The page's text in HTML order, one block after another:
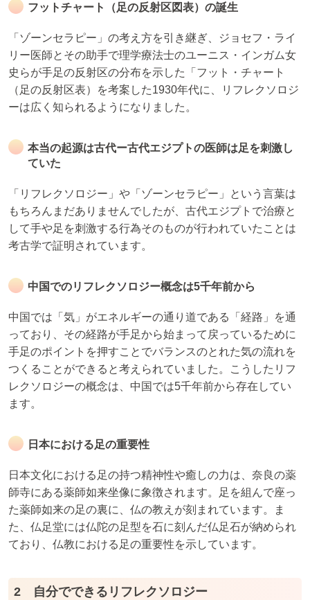
フットチャート（足の反射区図表）の誕生
「ゾーンセラピー」の考え方を引き継ぎ、ジョセフ・ライ
リー医師とその助手で理学療法士のユーニス・インガム女
史らが手足の反射区の分布を示した「フット・チャート
（足の反射区表）を考案した1930年代に、リフレクソロジ
ーは広く知られるようになりました。
本当の起源は古代ー古代エジプトの医師は足を刺激し
ていた
「リフレクソロジー」や「ゾーンセラピー」という言葉は
もちろんまだありませんでしたが、古代エジプトで治療と
して手や足を刺激する行為そのものが行われていたことは
考古学で証明されています。
中国でのリフレクソロジー概念は5千年前から
中国では「気」がエネルギーの通り道である「経路」を通
っており、その経路が手足から始まって戻っているために
手足のポイントを押すことでバランスのとれた気の流れを
つくることができると考えられていました。こうしたリフ
レクソロジーの概念は、中国では5千年前から存在してい
ます。
日本における足の重要性
日本文化における足の持つ精神性や癒しの力は、奈良の薬
師寺にある薬師如来坐像に象徴されます。足を組んで座っ
た薬師如来の足の裏に、仏の教えが刻まれています。ま
た、仏足堂には仏陀の足型を石に刻んだ仏足石が納められ
ており、仏教における足の重要性を示しています。
2 自分でできるリフレクソロジー